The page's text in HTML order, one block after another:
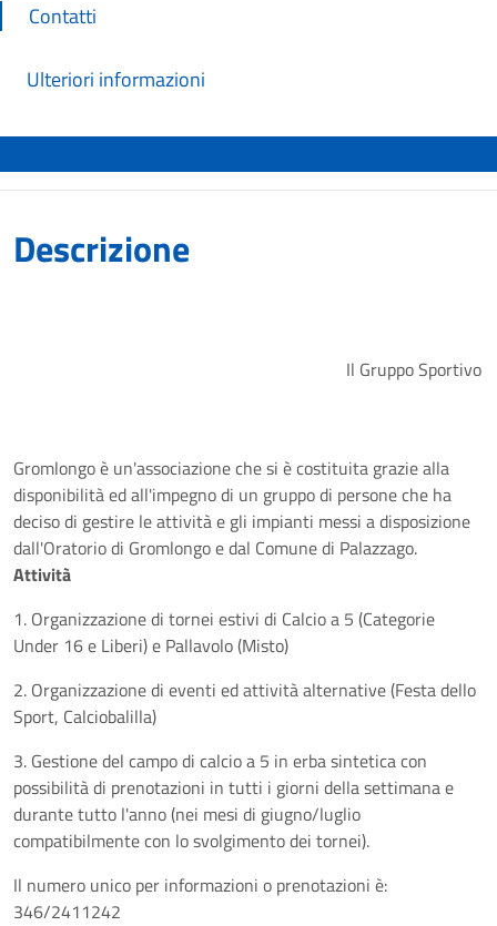
Contatti
Ulteriori informazioni
Descrizione
Il Gruppo Sportivo
Gromlongo è un'associazione che si è costituita grazie alla
disponibilità ed all'impegno di un gruppo di persone che ha
deciso di gestire le attività e gli impianti messi a disposizione
dall'Oratorio di Gromlongo e dal Comune di Palazzago.
Attività
1. Organizzazione di tornei estivi di Calcio a 5 (Categorie
Under 16 e Liberi) e Pallavolo (Misto)
2. Organizzazione di eventi ed attività alternative (Festa dello
Sport, Calciobalilla)
3. Gestione del campo di calcio a 5 in erba sintetica con
possibilità di prenotazioni in tutti i giorni della settimana e
durante tutto l'anno (nei mesi di giugno/luglio
compatibilmente con lo svolgimento dei tornei).
Il numero unico per informazioni o prenotazioni è:
346/2411242